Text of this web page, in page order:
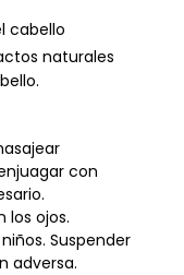
cabello
naturales
con
los ojos.
Suspender
adversa.